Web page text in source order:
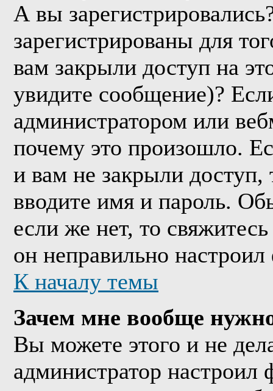
А вы
зарегистрированы для
вам закрыли доступ на
увидите сообщение)?
администратором или
почему это произошло.
и вам не закрыли доступ,
вводите имя и пароль.
если же нет, то
он неправильно
К началу темы
Зачем мне вообще
Вы можете этого и не
администратор